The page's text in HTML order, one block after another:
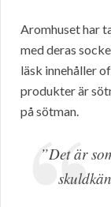
Aromhuset har
med deras
läsk innehåller
produkter är
på sötman.
”Det är